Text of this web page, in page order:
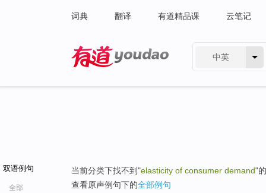
词典 翻译 有道精品课 云笔记
中英
双语例句
全部
当前分类下找不到"elasticity of consumer demand"
查看原声例句下的全部例句